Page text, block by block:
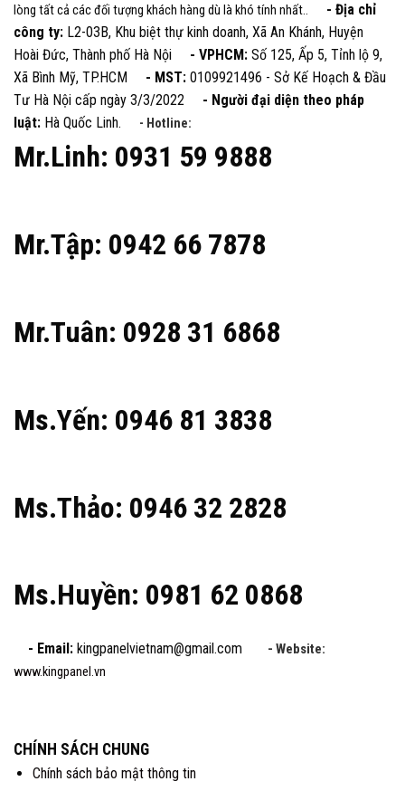
lòng tất cả các đối tượng khách hàng dù là khó tính nhất..
- Địa chỉ
công ty: L2-03B, Khu biệt thự kinh doanh, Xã An Khánh, Huyện
Hoài Đức, Thành phố Hà Nội - VPHCM: Số 125, Ấp 5, Tỉnh lộ 9,
Xã Bình Mỹ, TP.HCM - MST: 0109921496 - Sở Kế Hoạch & Đầu
Tư Hà Nội cấp ngày 3/3/2022 - Người đại diện theo pháp
luật: Hà Quốc Linh. - Hotline:
Mr.Linh: 0931 59 9888
Mr.Tập: 0942 66 7878
Mr.Tuân: 0928 31 6868
Ms.Yến: 0946 81 3838
Ms.Thảo: 0946 32 2828
Ms.Huyền: 0981 62 0868
- Email: kingpanelvietnam@gmail.com - Website:
www.kingpanel.vn
CHÍNH SÁCH CHUNG
Chính sách bảo mật thông tin